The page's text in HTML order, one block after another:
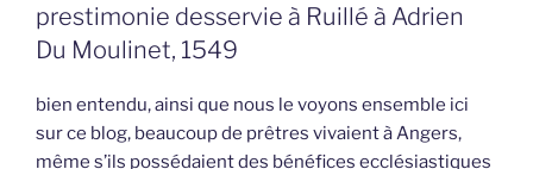
prestimonie desservie à Ruillé à Adrien
Du Moulinet, 1549
bien entendu, ainsi que nous le voyons ensemble ici
sur ce blog, beaucoup de prêtres vivaient à Angers,
même s’ils possédaient des bénéfices ecclésiastiques